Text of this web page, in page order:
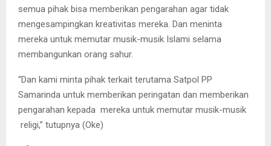
semua pihak bisa memberikan pengarahan agar tidak
mengesampingkan kreativitas mereka. Dan meninta
mereka untuk memutar musik-musik Islami selama
membangunkan orang sahur.
“Dan kami minta pihak terkait terutama Satpol PP
Samarinda untuk memberikan peringatan dan memberikan
pengarahan kepada mereka untuk memutar musik-musik
religi,” tutupnya (Oke)